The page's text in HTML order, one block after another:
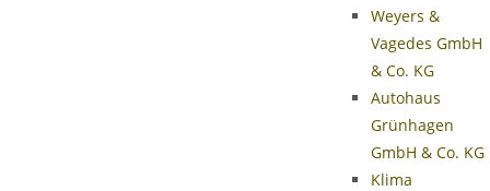
Weyers &
Vagedes GmbH
& Co. KG
Autohaus
Grünhagen
GmbH & Co. KG
Klima